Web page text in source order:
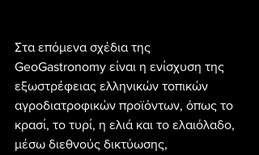
Στα επόμενα σχέδια της
GeoGastronomy είναι η ενίσχυση της
εξωστρέφειας ελληνικών τοπικών
αγροδιατροφικών προϊόντων, όπως το
κρασί, το τυρί, η ελιά και το ελαιόλαδο,
μέσω διεθνούς δικτύωσης,